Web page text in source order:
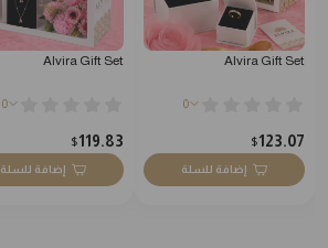
Alvira Gift Set
0
123.07
$
إضافة للسلة
Alvira Gift Set
0
119.83
$
إضافة للسلة